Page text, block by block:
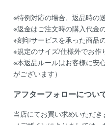
※特例対応の場合、返品時の
※返金はご注文時の購入代金
※刻印サービスを承った商品
※規定のサイズ/仕様外でお作
※本返品ルールはお客様に安
がございます）
アフターフォローについ
当店にてお買い求めいただ